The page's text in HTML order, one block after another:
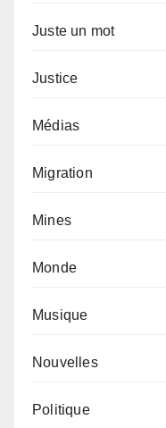
Juste un mot
Justice
Médias
Migration
Mines
Monde
Musique
Nouvelles
Politique